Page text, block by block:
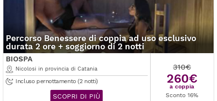
Percorso Benessere di coppia ad uso esclusivo
durata 2 ore + soggiorno di 2 notti
BIOSPA
Nicolosi in provincia di Catania
Incluso pernottamento (2 notti)
SCOPRI DI PIÙ
310€
260€
a coppia
Sconto 16%